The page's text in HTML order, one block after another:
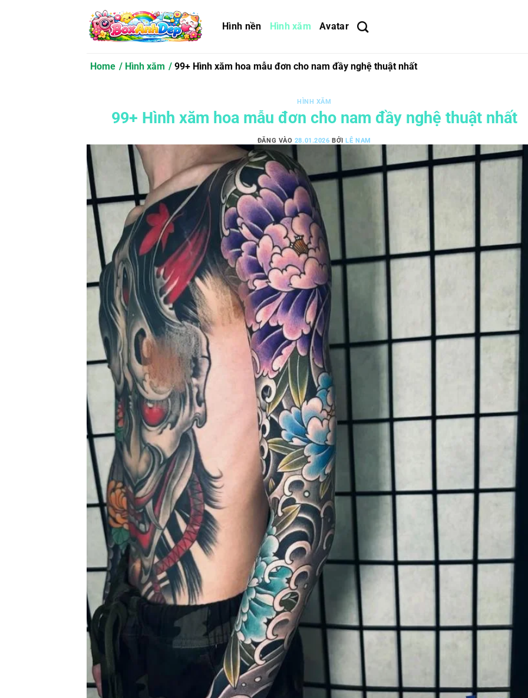
Hình nền Hình xăm Avatar
Home Hình xăm 99+ Hình xăm hoa mẫu đơn cho nam đầy nghệ thuật nhất
HÌNH XĂM
99+ Hình xăm hoa mẫu đơn cho nam đầy nghệ thuật nhất
ĐĂNG VÀO 28.01.2026 BỞILÊ NAM